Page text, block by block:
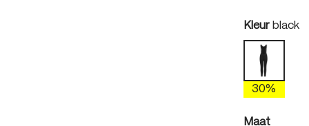
Kleur black
black
30%
Maat